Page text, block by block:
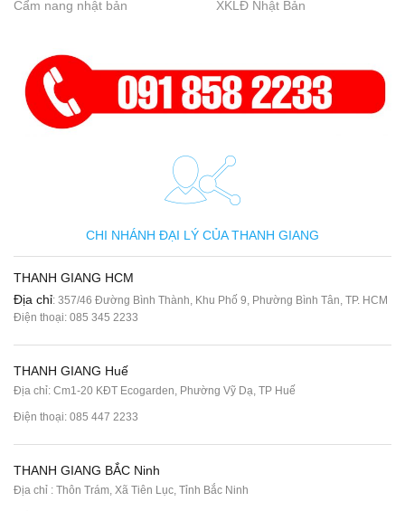
Cẩm nang nhật bản XKLĐ Nhật Bản
CHI NHÁNH ĐẠI LÝ CỦA THANH GIANG
THANH GIANG HCM
Địa chỉ: 357/46 Đường Bình Thành, Khu Phố 9, Phường Bình Tân, TP. HCM
Điện thoại: 085 345 2233
THANH GIANG Huế
Địa chỉ: Cm1-20 KĐT Ecogarden, Phường Vỹ Dạ, TP Huế
Điện thoại: 085 447 2233
THANH GIANG BẮC Ninh
Địa chỉ : Thôn Trám, Xã Tiên Lục, Tỉnh Bắc Ninh